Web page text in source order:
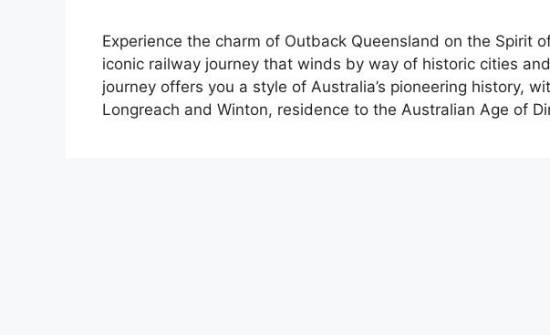
Experience the charm of Outback Queensland on the Spirit
iconic railway journey that winds by way of historic cities
journey offers you a style of Australia’s pioneering history,
Longreach and Winton, residence to the Australian Age of